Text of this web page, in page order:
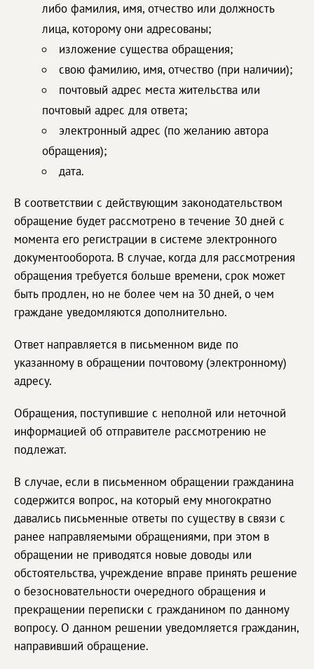
либо фамилия, имя, отчество или должность
лица, которому они адресованы;
изложение существа обращения;
свою фамилию, имя, отчество (при наличии);
почтовый адрес места жительства или
почтовый адрес для ответа;
электронный адрес (по желанию автора
обращения);
дата.
В соответствии с действующим законодательством
обращение будет рассмотрено в течение 30 дней с
момента его регистрации в системе электронного
документооборота. В случае, когда для рассмотрения
обращения требуется больше времени, срок может
быть продлен, но не более чем на 30 дней, о чем
граждане уведомляются дополнительно.
Ответ направляется в письменном виде по
указанному в обращении почтовому (электронному)
адресу.
Обращения, поступившие с неполной или неточной
информацией об отправителе рассмотрению не
подлежат.
В случае, если в письменном обращении гражданина
содержится вопрос, на который ему многократно
давались письменные ответы по существу в связи с
ранее направляемыми обращениями, при этом в
обращении не приводятся новые доводы или
обстоятельства, учреждение вправе принять решение
о безосновательности очередного обращения и
прекращении переписки с гражданином по данному
вопросу. О данном решении уведомляется гражданин,
направивший обращение.